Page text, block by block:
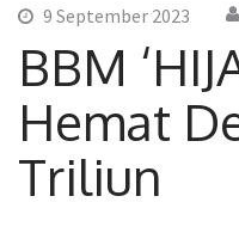
9 September 2023
BBM
Hemat
Triliun